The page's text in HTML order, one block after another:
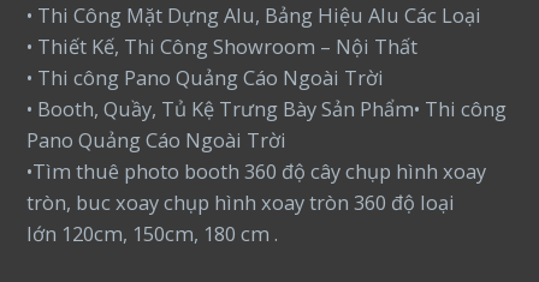
• Thi Công Mặt Dựng Alu, Bảng Hiệu Alu Các Loại
• Thiết Kế, Thi Công Showroom – Nội Thất
• Thi công Pano Quảng Cáo Ngoài Trời
• Booth, Quầy, Tủ Kệ Trưng Bày Sản Phẩm• Thi công
Pano Quảng Cáo Ngoài Trời
•Tìm thuê photo booth 360 độ cây chụp hình xoay
tròn, buc xoay chụp hình xoay tròn 360 độ loại
lớn 120cm, 150cm, 180 cm .